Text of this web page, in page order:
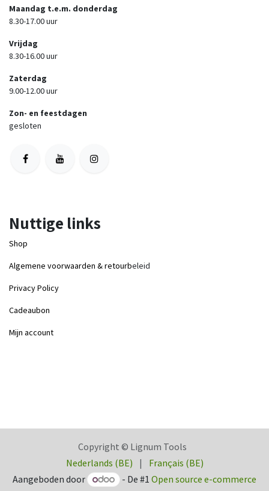
Maandag t.e.m. donderdag
8.30-17.00 uur
Vrijdag
8.30-16.00 uur
Zaterdag
9.00-12.00 uur
Zon- en feestdagen
gesloten
Nuttige links
Shop
Algemene voorwaarden & retourbeleid
Privacy Policy
Cadeaubon
Mijn account
Copyright © Lignum Tools
Nederlands (BE)
|
Français (BE)
Aangeboden door
- De #1 Open source e-commerce